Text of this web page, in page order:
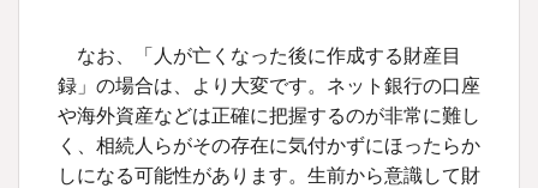
なお、「人が亡くなった後に作成する財産目
録」の場合は、より大変です。ネット銀行の口座
や海外資産などは正確に把握するのが非常に難し
く、相続人らがその存在に気付かずにほったらか
しになる可能性があります。生前から意識して財